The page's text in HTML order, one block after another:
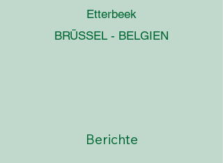
Etterbeek
BRÜSSEL - BELGIEN
Berichte